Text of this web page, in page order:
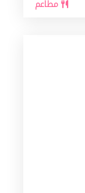
مطاعم